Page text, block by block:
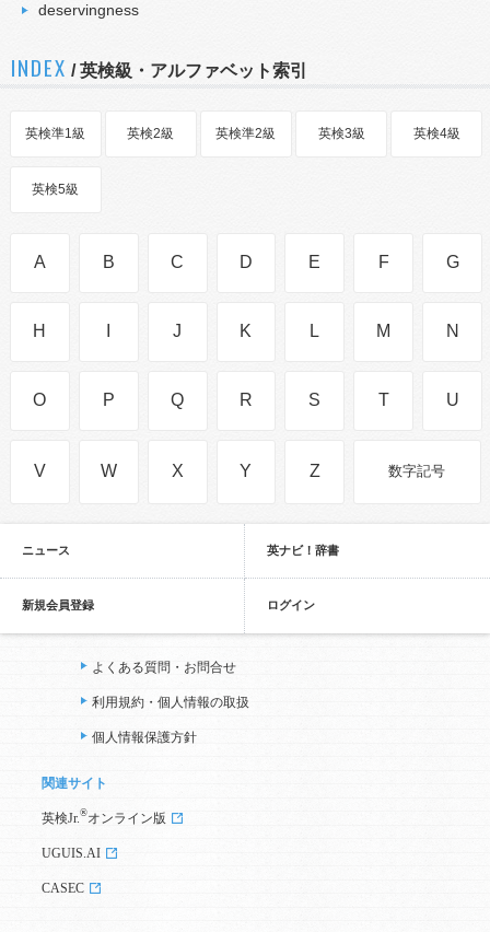
deservingness
INDEX / 英検級・アルファベット索引
英検準1級 英検2級 英検準2級 英検3級 英検4級
英検5級
A B C D E F G
H J K L M N
O P Q R S T U
V W X Y Z 数字記号
ニュース 英ナビ！辞書
新規会員登録 ログイン
よくある質問・お問合せ
利用規約・個人情報の取扱
個人情報保護方針
関連サイト
英検Jr. ®オンライン版
UGUIS.AI
CASEC